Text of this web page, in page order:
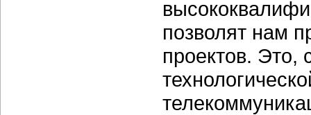
позволят нам
проектов. Это,